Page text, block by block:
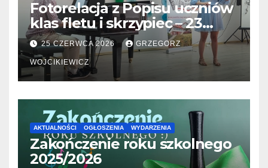
Fotorelacja z Popisu uczniów
klas fletu i skrzypiec – 23
06.2026
25 CZERWCA 2026 GRZEGORZ
WOJCIKIEWICZ
AKTUALNOŚCI OGŁOSZENIA WYDARZENIA
Zakończenie roku szkolnego
2025/2026